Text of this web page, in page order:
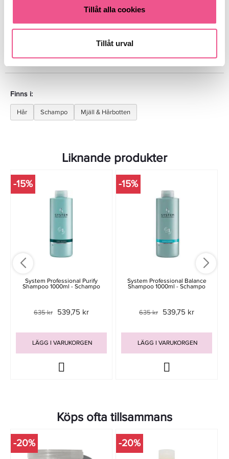
Tillåt alla cookies
Tillåt urval
Produktdetaljer
Recensioner
Finns i:
Hår Schampo Mjäll & Hårbotten
Liknande produkter
-15%
System Professional Purify
Shampoo 1000ml - Schampo
635 kr 539,75 kr
LÄGG I VARUKORGEN
-15%
System Professional Balance
Shampoo 1000ml - Schampo
635 kr 539,75 kr
LÄGG I VARUKORGEN
Köps ofta tillsammans
-20% -20%